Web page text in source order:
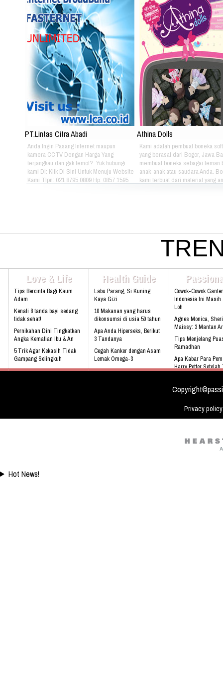
PT.Lintas Citra Abadi
Anda Ingin Pasang Internet maupun
kamera CCTV Dengan Harga Yang
terjangkau dan gak lemot?. Yuk hubungi
kami Di: Klik Di Sini Untuk Menuju Website
Kami Tlpn: 021 8795 0809 Hp: 0857 1595
Athina Dolls
Kami adalah pembuat boneka
yang berasal dari Bogor, Jawa
membuat boneka sebagai teman
anak-anak atau saudara Anda.
kami terbuat dari material yang
4080 Email:
Bbm: 7CD899C3 Addresh:
Park, Jl. Raya Babakan Madang
www.athinadolls.com We Bring
To All Children !! Cinta Batik
Ku Indonesia !! Klik Di Sini Untuk
Website Kami
Love & Life
Tips Bercinta Bagi Kaum
Adam
Kenali 8 tanda bayi sedang
tidak sehat!
Pernikahan Dini Tingkatkan
Angka Kematian Ibu & An
5 Trik Agar Kekasih Tidak
Gampang Selingkuh
Sering Mengalami Mimpi
Health Guide
Labu Parang, Si Kuning
Kaya Gizi
10 Makanan yang harus
dikonsumsi di usia 50 tahun
Apa Anda Hiperseks, Berikut
3 Tandanya
Cegah Kanker dengan Asam
Lemak Omega-3
Bahaya Mendengkur
Cowok-Cowok
Indonesia Ini Masih
Loh
Agnes Monica,
Maissy: 3 Mantan
Tips Menjelang
Ramadhan
Apa Kabar Para
Harry Potter Setelah
Love Indonesia
Privacy policy
Hot News!